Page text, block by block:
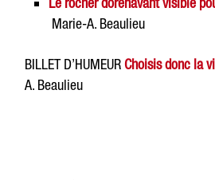
Marie-A. Beaulieu
BILLET D’HUMEURChoisis donc la
A. Beaulieu